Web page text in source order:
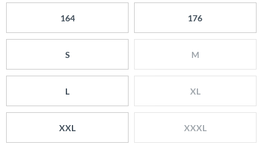
164 176
S M
L XL
XXL XXXL